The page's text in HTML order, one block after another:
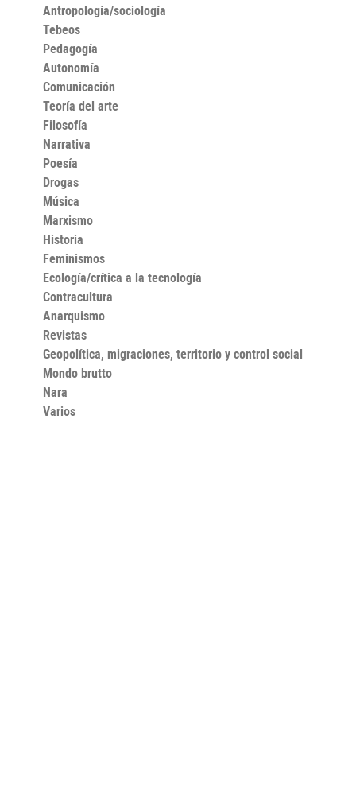
Antropología/sociología
Tebeos
Pedagogía
Autonomía
Comunicación
Teoría del arte
Filosofía
Narrativa
Poesía
Drogas
Música
Marxismo
Historia
Feminismos
Ecología/crítica a la tecnología
Contracultura
Anarquismo
Revistas
Geopolítica, migraciones, territorio y control social
Mondo brutto
Nara
Varios